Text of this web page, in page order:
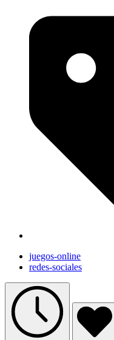
juegos-online
redes-sociales